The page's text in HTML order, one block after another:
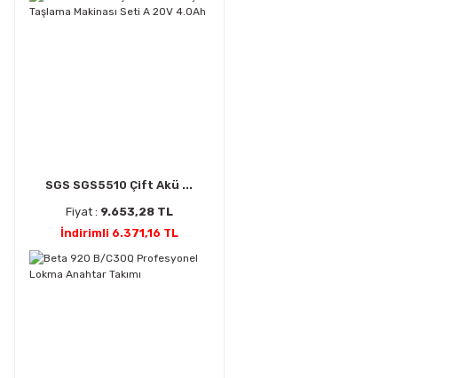
SGS SGS5510 Çift Akü ...
Fiyat : 9.653,28 TL
İndirimli 6.371,16 TL